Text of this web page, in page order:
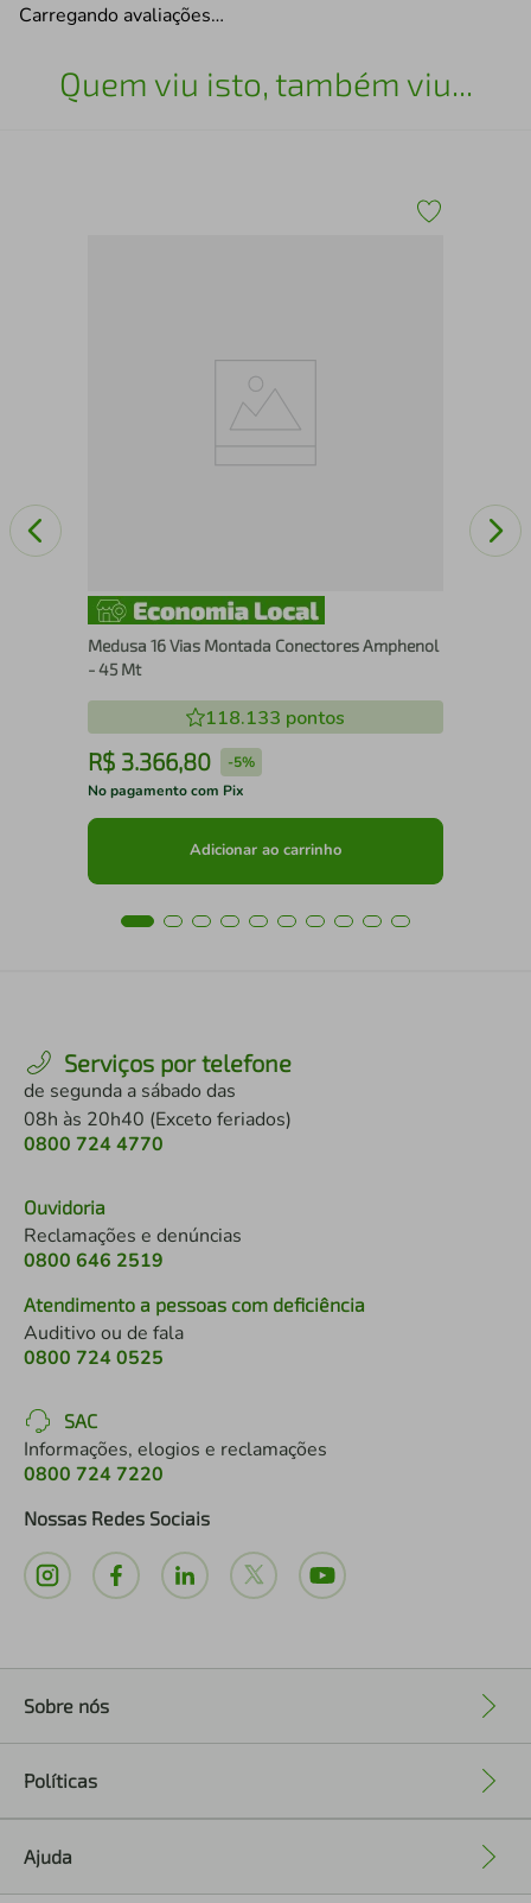
Carregando avaliações…
Quem viu isto, também viu...
Medusa 16 Vias Montada Conectores Amphenol
- 45 Mt
118.133 pontos
R$ 3.366,80 -5%
No pagamento com Pix
Adicionar ao carrinho
Serviços por telefone
de segunda a sábado das
08h às 20h40 (Exceto feriados)
0800 724 4770
Ouvidoria
Reclamações e denúncias
0800 646 2519
Atendimento a pessoas com deficiência
Auditivo ou de fala
0800 724 0525
SAC
Informações, elogios e reclamações
0800 724 7220
Nossas Redes Sociais
Sobre nós
Políticas
Ajuda